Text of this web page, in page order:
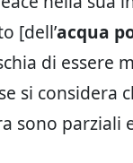
[dell’acqua
di essere
si considera
sono parziali